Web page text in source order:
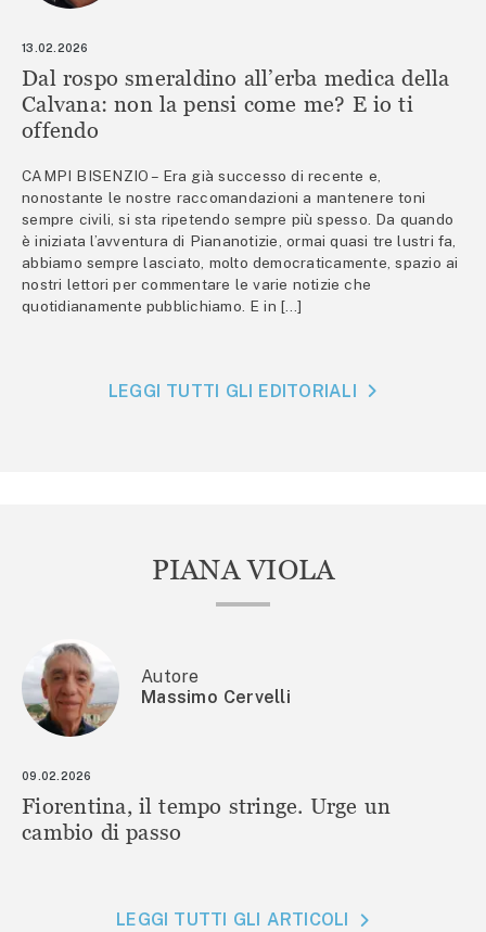
13.02.2026
Dal rospo smeraldino all’erba medica della
Calvana: non la pensi come me? E io ti
offendo
CAMPI BISENZIO – Era già successo di recente e,
nonostante le nostre raccomandazioni a mantenere toni
sempre civili, si sta ripetendo sempre più spesso. Da quando
è iniziata l’avventura di Piananotizie, ormai quasi tre lustri fa,
abbiamo sempre lasciato, molto democraticamente, spazio ai
nostri lettori per commentare le varie notizie che
quotidianamente pubblichiamo. E in […]
LEGGI TUTTI GLI EDITORIALI
PIANA VIOLA
Autore
Massimo Cervelli
09.02.2026
Fiorentina, il tempo stringe. Urge un
cambio di passo
LEGGI TUTTI GLI ARTICOLI